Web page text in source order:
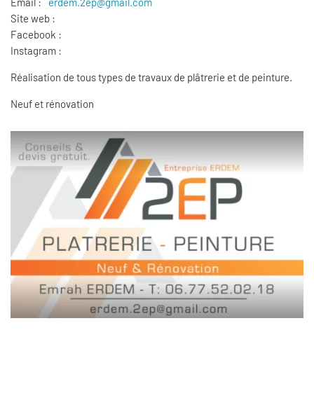
Site web :
Facebook :
Instagram :
Réalisation de tous types de travaux de plâtrerie et de peinture.
Neuf et rénovation